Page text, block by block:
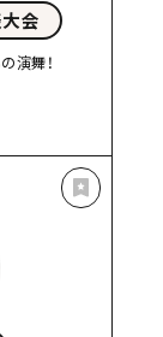
会
演舞！